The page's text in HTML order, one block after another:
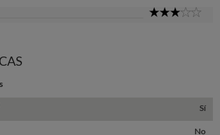
Sí
No